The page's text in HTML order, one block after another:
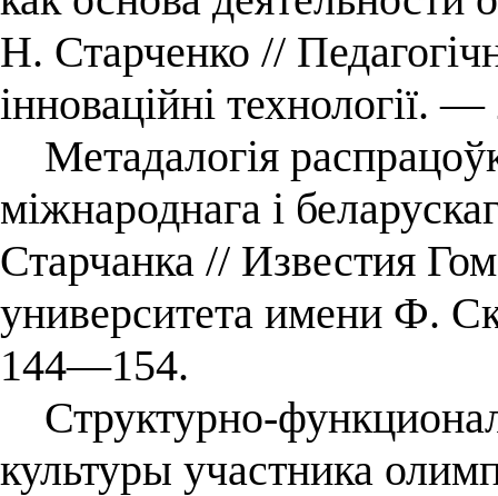
Н. Старченко //
інноваційні
Метадалогія
міжнароднага і
Старчанка // Известия
университета имени
144—154.
Структурно-
культуры участника